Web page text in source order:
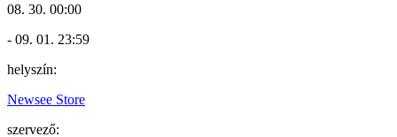
08. 30. 00:00
- 09. 01. 23:59
helyszín:
Newsee Store
szervező: